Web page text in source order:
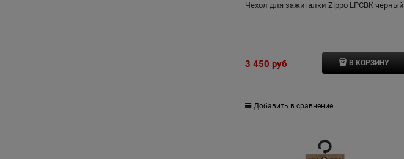
Чехол для зажигалки Zippo LPCBK черный
3 450 руб В КОРЗИНУ
Добавить в сравнение